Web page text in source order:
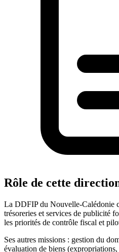
Rôle de cette
La DDFIP du Nouvelle-Calédonie
trésoreries et services de publicité
les priorités de contrôle fiscal et
Ses autres missions : gestion du
évaluation de biens